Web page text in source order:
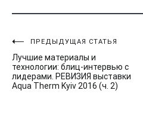
Навигация
по
записям
ПРЕДЫДУЩАЯ СТАТЬЯ
Лучшие материалы и
технологии: блиц-интервью с
лидерами. РЕВИЗИЯ выставки
Aqua Therm Kyiv 2016 (ч. 2)